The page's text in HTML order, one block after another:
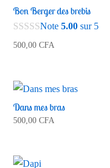
Bon Berger des brebis
Note5.00 sur 5
500,00CFA
Dans mes bras
500,00CFA